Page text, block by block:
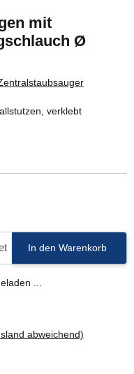
mit
Ø
verklebt
In den Warenkorb
...
abweichend)